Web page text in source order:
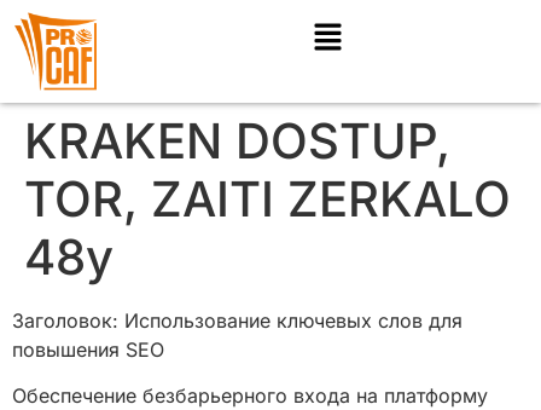
KRAKEN DOSTUP,
TOR, ZAITI ZERKALO
48y
Заголовок: Использование ключевых слов для
повышения SEO
Обеспечение безбарьерного входа на платформу